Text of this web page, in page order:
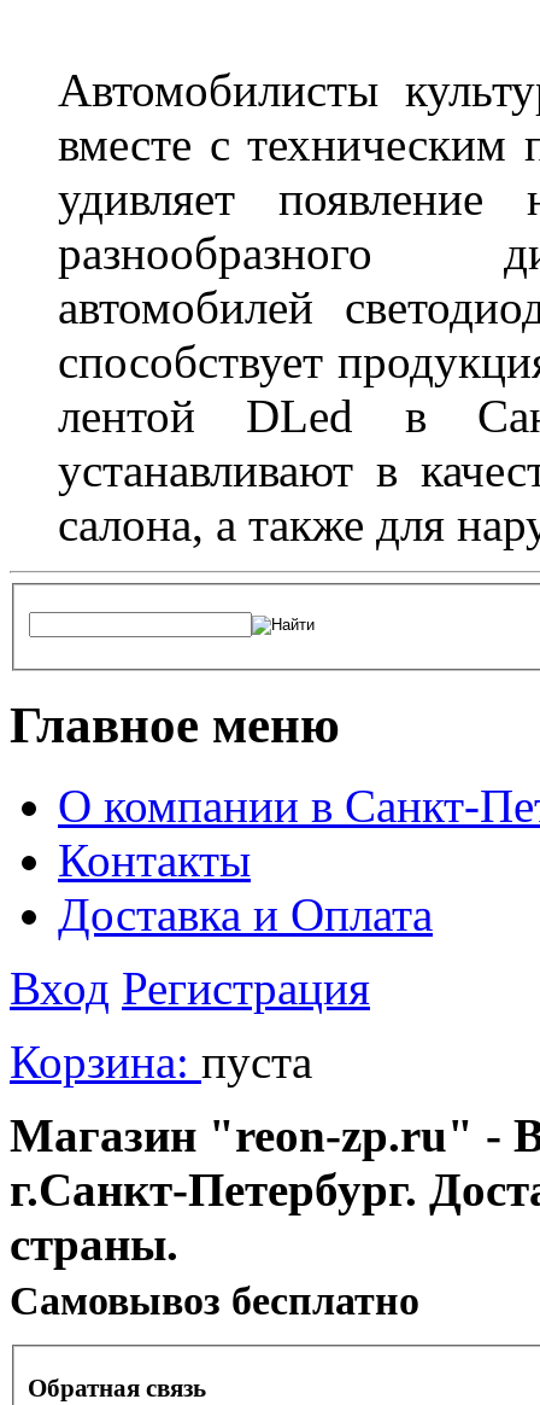
Автомобилисты
вместе с техническим
удивляет
разнообразного
автомобилей
способствует
лентой DLed в
устанавливают в
салона, а также для
Главное меню
О компании в Санкт-
Контакты
Доставка и Оплата
Вход Регистрация
Корзина: пуста
Магазин "reon-zp.ru" -
г.Санкт-Петербург.
страны.
Cамовывоз бесплатно
Обратная связь